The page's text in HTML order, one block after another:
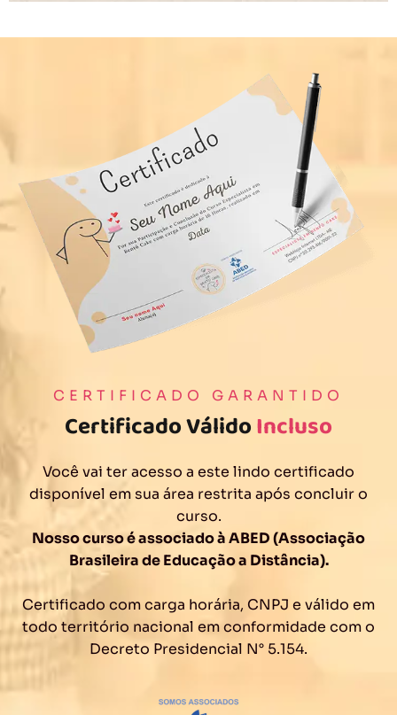
CERTIFICADO GARANTIDO
Certificado VálidoIncluso
Você vai ter acesso a este lindo certificado
disponível em sua área restrita após concluir o
curso.
Nosso curso é associado à ABED (Associação
Brasileira de Educação a Distância).
Certificado com carga horária, CNPJ e válido em
todo território nacional em conformidade com o
Decreto Presidencial N° 5.154.